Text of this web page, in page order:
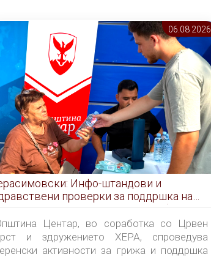
06.08 2026
Инфо-штандови и
проверки за поддршка на
во услови на топлотен бран
Центар, во соработка со Црвен
и здружението ХЕРА, спроведува
активности за грижа и поддршка